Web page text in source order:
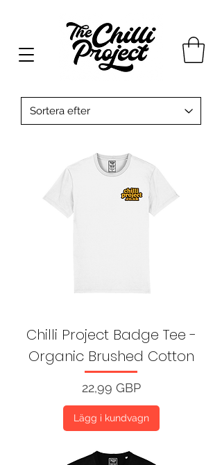
Chilli Project Badge Tee -
Organic Brushed Cotton
Pris
22,99 GBP
Lägg i kundvagn